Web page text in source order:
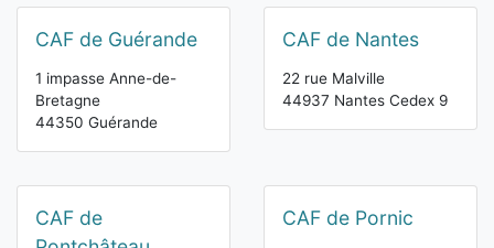
CAF de Guérande
1 impasse Anne-de-
Bretagne
44350 Guérande
CAF de Nantes
22 rue Malville
44937 Nantes Cedex 9
CAF de
CAF de Pornic